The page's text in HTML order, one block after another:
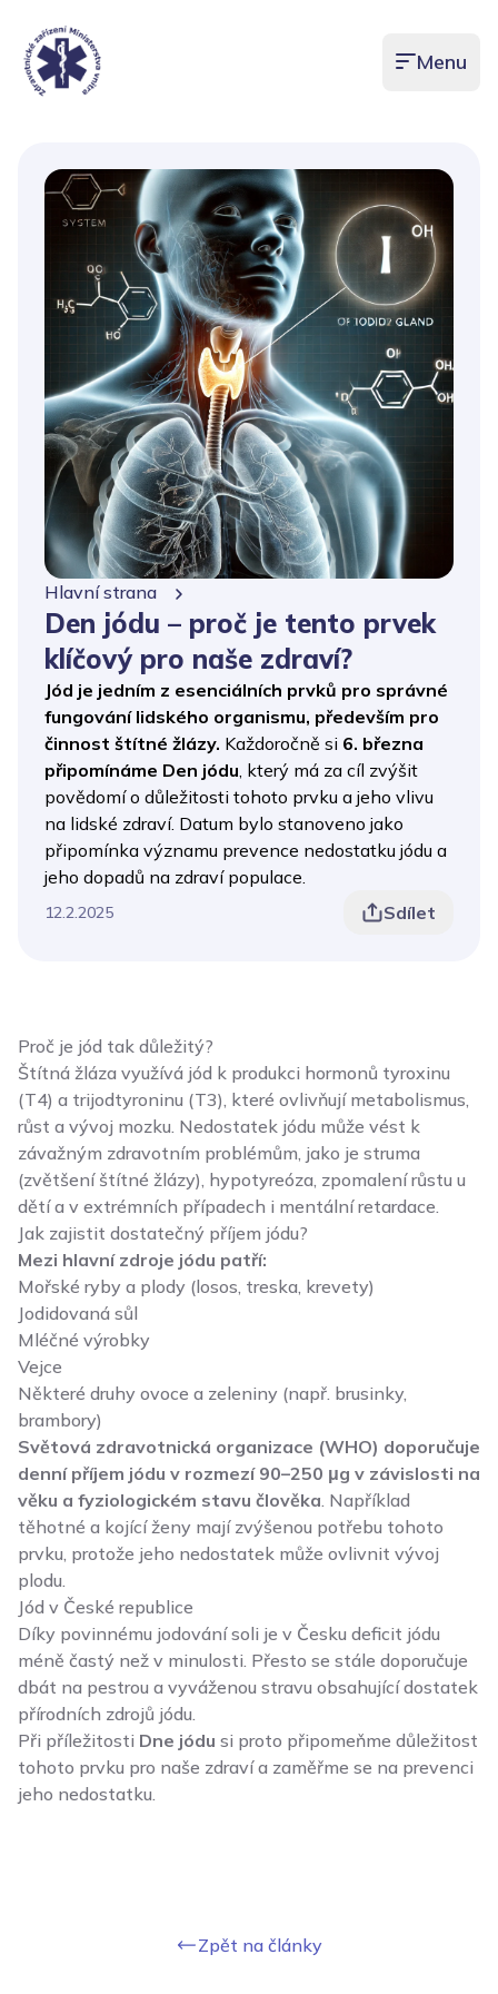
Otevřít
Menu
Hlavní strana
Den jódu – proč je tento prvek
klíčový pro naše zdraví?
Jód je jedním z esenciálních prvků pro správné
fungování lidského organismu, především pro
činnost štítné žlázy. Každoročně si 6. března
připomínáme Den jódu, který má za cíl zvýšit
povědomí o důležitosti tohoto prvku a jeho vlivu
na lidské zdraví. Datum bylo stanoveno jako
připomínka významu prevence nedostatku jódu a
jeho dopadů na zdraví populace.
12.2.2025 Sdílet
Proč je jód tak důležitý?
Štítná žláza využívá jód k produkci hormonů tyroxinu
(T4) a trijodtyroninu (T3), které ovlivňují metabolismus,
růst a vývoj mozku. Nedostatek jódu může vést k
závažným zdravotním problémům, jako je struma
(zvětšení štítné žlázy), hypotyreóza, zpomalení růstu u
dětí a v extrémních případech i mentální retardace.
Jak zajistit dostatečný příjem jódu?
Mezi hlavní zdroje jódu patří:
Mořské ryby a plody (losos, treska, krevety)
Jodidovaná sůl
Mléčné výrobky
Vejce
Některé druhy ovoce a zeleniny (např. brusinky,
brambory)
Světová zdravotnická organizace (WHO) doporučuje
denní příjem jódu v rozmezí 90–250 μg v závislosti na
věku a fyziologickém stavu člověka. Například
těhotné a kojící ženy mají zvýšenou potřebu tohoto
prvku, protože jeho nedostatek může ovlivnit vývoj
plodu.
Jód v České republice
Díky povinnému jodování soli je v Česku deficit jódu
méně častý než v minulosti. Přesto se stále doporučuje
dbát na pestrou a vyváženou stravu obsahující dostatek
přírodních zdrojů jódu.
Při příležitosti Dne jódu si proto připomeňme důležitost
tohoto prvku pro naše zdraví a zaměřme se na prevenci
jeho nedostatku.
Zpět na články